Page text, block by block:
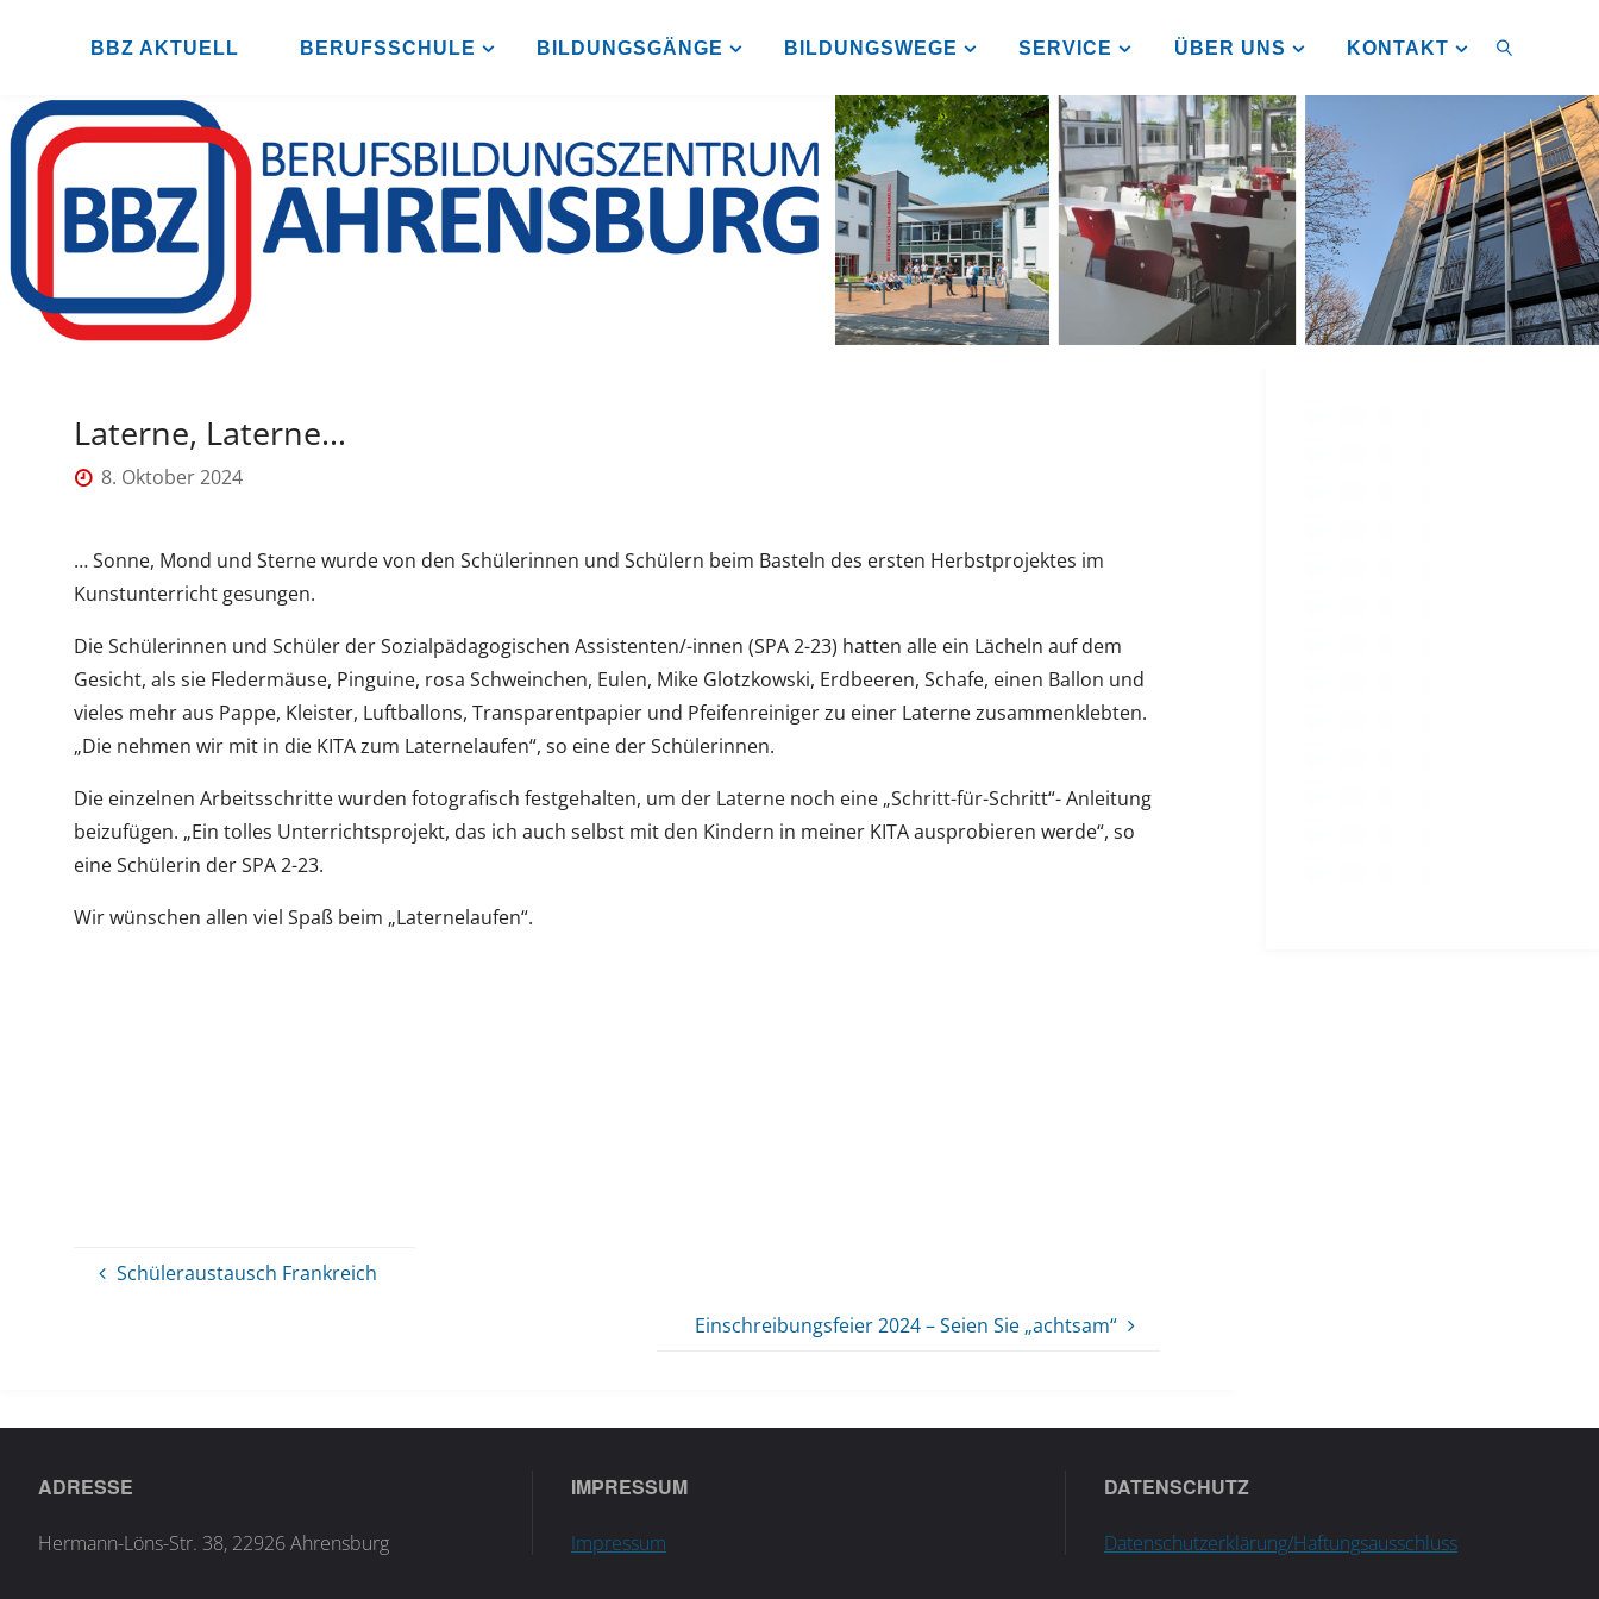
BZ
A
R
S
UR
BBZ AKTUELL BERUFSSCHULE BILDUNGSGÄNGE BILDUNGSWEGE SERVICE ÜBER UNS KONTAKT
SUCHEN
Laterne, Laterne…
8. Oktober 2024
… Sonne, Mond und Sterne wurde von den Schülerinnen und Schülern beim Basteln des ersten Herbstprojektes im
Kunstunterricht gesungen.
Die Schülerinnen und Schüler der Sozialpädagogischen Assistenten/-innen (SPA 2-23) hatten alle ein Lächeln auf dem
Gesicht, als sie Fledermäuse, Pinguine, rosa Schweinchen, Eulen, Mike Glotzkowski, Erdbeeren, Schafe, einen Ballon und
vieles mehr aus Pappe, Kleister, Luftballons, Transparentpapier und Pfeifenreiniger zu einer Laterne zusammenklebten.
„Die nehmen wir mit in die KITA zum Laternelaufen“, so eine der Schülerinnen.
Die einzelnen Arbeitsschritte wurden fotografisch festgehalten, um der Laterne noch eine „Schritt-für-Schritt“- Anleitung
beizufügen. „Ein tolles Unterrichtsprojekt, das ich auch selbst mit den Kindern in meiner KITA ausprobieren werde“, so
eine Schülerin der SPA 2-23.
Wir wünschen allen viel Spaß beim „Laternelaufen“.
Schüleraustausch Frankreich
Einschreibungsfeier 2024 – Seien Sie „achtsam“
ADRESSE
Hermann-Löns-Str. 38, 22926 Ahrensburg
IMPRESSUM
Impressum
DATENSCHUTZ
Datenschutzerklärung/Haftungsausschluss